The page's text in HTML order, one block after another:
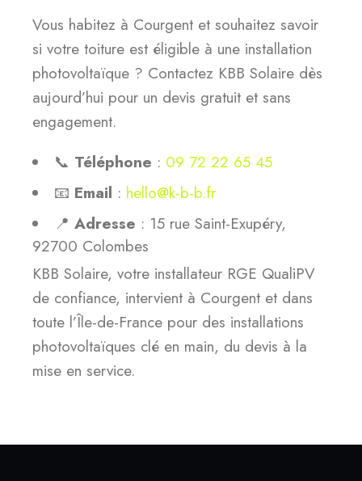
Vous habitez à Courgent et souhaitez savoir
si votre toiture est éligible à une installation
photovoltaïque ? Contactez KBB Solaire dès
aujourd’hui pour un devis gratuit et sans
engagement.
📞 Téléphone : 09 72 22 65 45
📧 Email : hello@k-b-b.fr
📍 Adresse : 15 rue Saint-Exupéry,
92700 Colombes
KBB Solaire, votre installateur RGE QualiPV
de confiance, intervient à Courgent et dans
toute l’Île-de-France pour des installations
photovoltaïques clé en main, du devis à la
mise en service.